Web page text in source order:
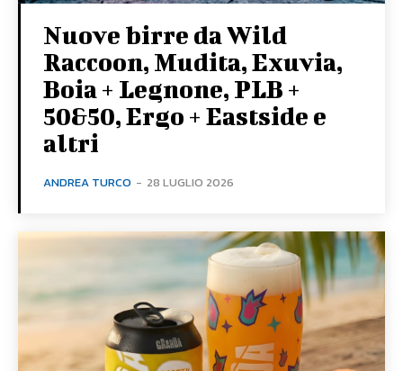
Nuove birre da Wild
Raccoon, Mudita, Exuvia,
Boia + Legnone, PLB +
50&50, Ergo + Eastside e
altri
ANDREA TURCO - 28 LUGLIO 2026